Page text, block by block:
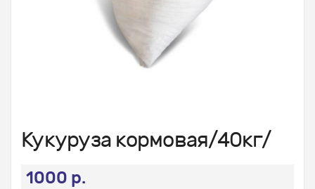
Кукуруза кормовая/40кг/
1000 р.